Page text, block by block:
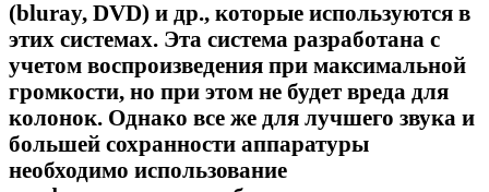
(bluray, DVD) и др., которые используются в
этих системах. Эта система разработана с
учетом воспроизведения при максимальной
громкости, но при этом не будет вреда для
колонок. Однако все же для лучшего звука и
большей сохранности аппаратуры
необходимо использование